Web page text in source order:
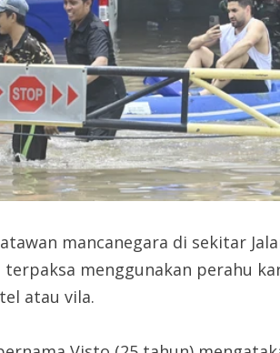
mancanegara di sekitar
terpaksa menggunakan perahu
atau vila.